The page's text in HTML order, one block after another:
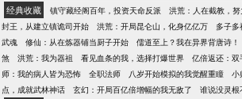
经典收藏 镇守藏经阁百年，投资天命反派 洪荒：人在截教，努
封王，从建立镇诡司开始
洪荒：开局昆仑山，化身亿亿万 多子
武魂
修仙：从在炼器铺当厨子开始 儒道至上？我在异界背唐诗！
煞
洪荒：我为器祖 看见血条的我，选择打爆世界 亿倍返还：双
师：我的病人皆为恐怖
全职法师 八岁开始模拟的我觉醒重瞳 小
点，成就武林神话
玄幻：开局百亿倍增幅的我无敌了 谁说没灵根